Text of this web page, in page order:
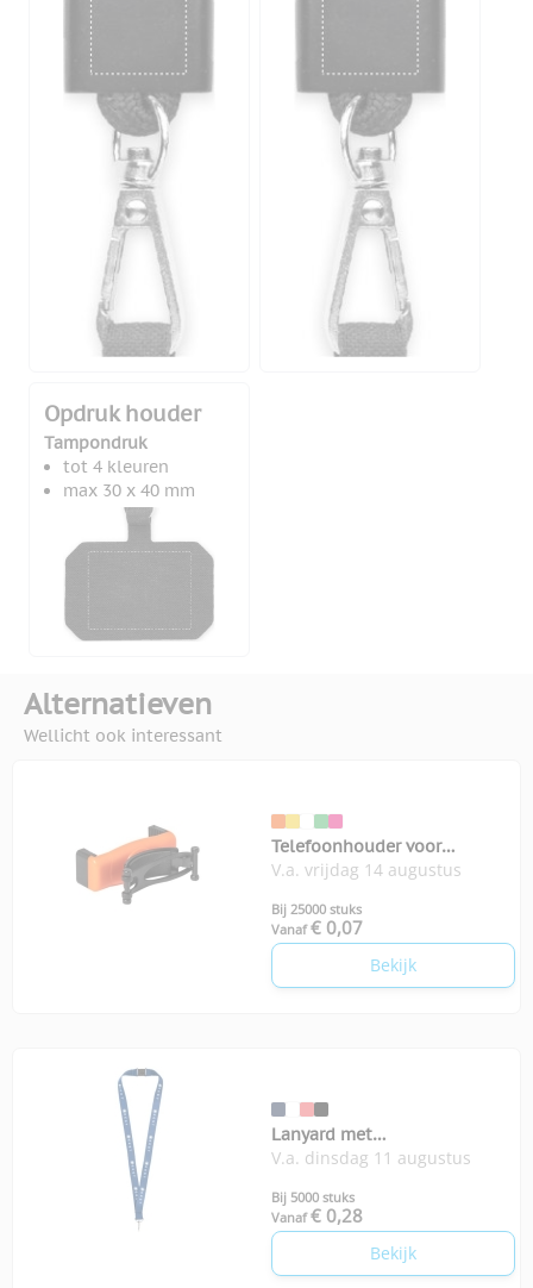
Opdruk houder
Tampondruk
tot 4 kleuren
max 30 x 40 mm
Alternatieven
Wellicht ook interessant
Telefoonhouder voor
winkelwagen
V.a. vrijdag 14 augustus
Bij 25000 stuks
Vanaf € 0,07
Bekijk
Lanyard met
veiligheidssluiting Lago
V.a. dinsdag 11 augustus
Bij 5000 stuks
Vanaf € 0,28
Bekijk